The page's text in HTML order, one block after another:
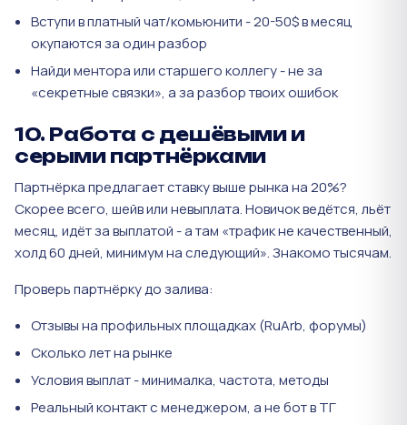
Вступи в платный чат/комьюнити - 20-50$ в месяц
окупаются за один разбор
Найди ментора или старшего коллегу - не за
«секретные связки», а за разбор твоих ошибок
10. Работа с дешёвыми и
серыми партнёрками
Партнёрка предлагает ставку выше рынка на 20%?
Скорее всего, шейв или невыплата. Новичок ведётся, льёт
месяц, идёт за выплатой - а там «трафик не качественный,
холд 60 дней, минимум на следующий». Знакомо тысячам.
Проверь партнёрку до залива:
Отзывы на профильных площадках (RuArb, форумы)
Сколько лет на рынке
Условия выплат - минималка, частота, методы
Реальный контакт с менеджером, а не бот в ТГ